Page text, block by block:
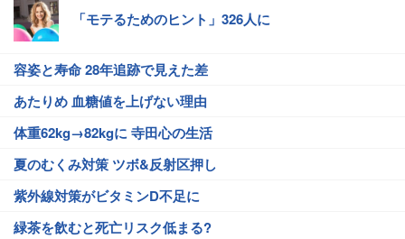
「モテるためのヒント」326人に
容姿と寿命 28年追跡で見えた差
あたりめ 血糖値を上げない理由
体重62kg→82kgに 寺田心の生活
夏のむくみ対策 ツボ&反射区押し
紫外線対策がビタミンD不足に
緑茶を飲むと死亡リスク低まる?